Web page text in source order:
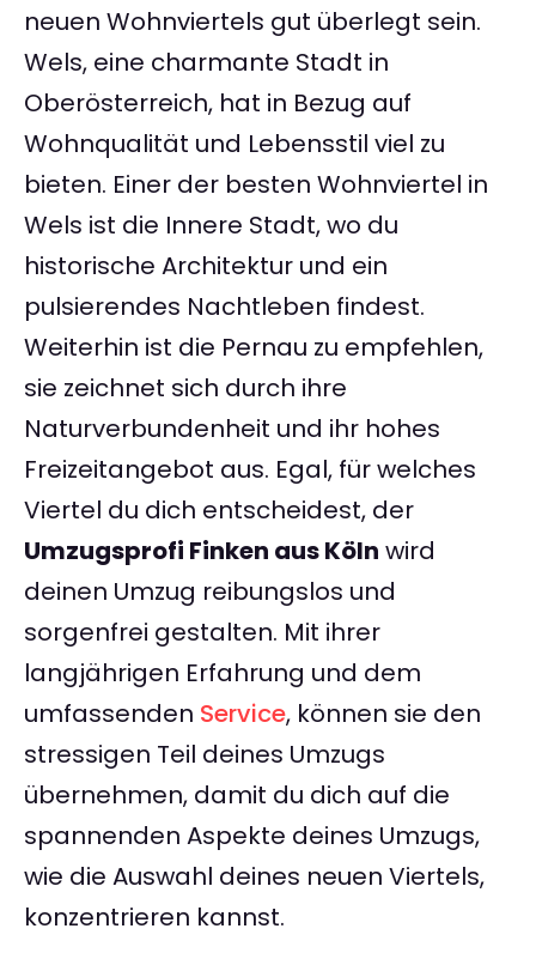
neuen Wohnviertels gut überlegt sein.
Wels, eine charmante Stadt in
Oberösterreich, hat in Bezug auf
Wohnqualität und Lebensstil viel zu
bieten. Einer der besten Wohnviertel in
Wels ist die Innere Stadt, wo du
historische Architektur und ein
pulsierendes Nachtleben findest.
Weiterhin ist die Pernau zu empfehlen,
sie zeichnet sich durch ihre
Naturverbundenheit und ihr hohes
Freizeitangebot aus. Egal, für welches
Viertel du dich entscheidest, der
Umzugsprofi Finken aus Köln wird
deinen Umzug reibungslos und
sorgenfrei gestalten. Mit ihrer
langjährigen Erfahrung und dem
umfassenden Service, können sie den
stressigen Teil deines Umzugs
übernehmen, damit du dich auf die
spannenden Aspekte deines Umzugs,
wie die Auswahl deines neuen Viertels,
konzentrieren kannst.